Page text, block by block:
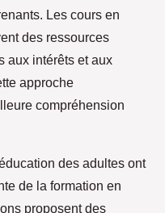
Les cours en
des ressources
aux intérêts et aux
approche
compréhension
des adultes ont
de la formation en
proposent des